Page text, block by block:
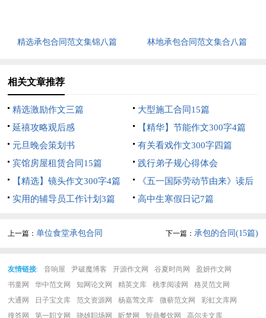
精选承包合同范文集锦八篇 林地承包合同范文集合八篇
相关文章推荐
精选激励作文三篇
大型施工合同15篇
延禧攻略观后感
【精华】节能作文300字4篇
元旦晚会策划书
有关看戏作文300字四篇
宾馆房屋租赁合同15篇
践行弟子规心得体会
【精选】镜头作文300字4篇
《五一国际劳动节由来》读后
感
实用的辅导员工作计划3篇 高中生寒假日记7篇
上一篇：单位食堂承包合同 下一篇： 承包的合同(15篇)
友情链接: 音响屋 尹破魔博客 开源作文网 谷夏时尚网
盈妍作文网
书童网
华中范文网 知网论文网 精英文库 桃李阅读网
格灵范文网
大通网
日子宝文库 范文资源网 杨嘉莺文库 微蕲范文网
彩虹文库网
搜答网
第一职文网 骁雄职场网 昕梦网 智鼎餐饮网 高尔夫文库